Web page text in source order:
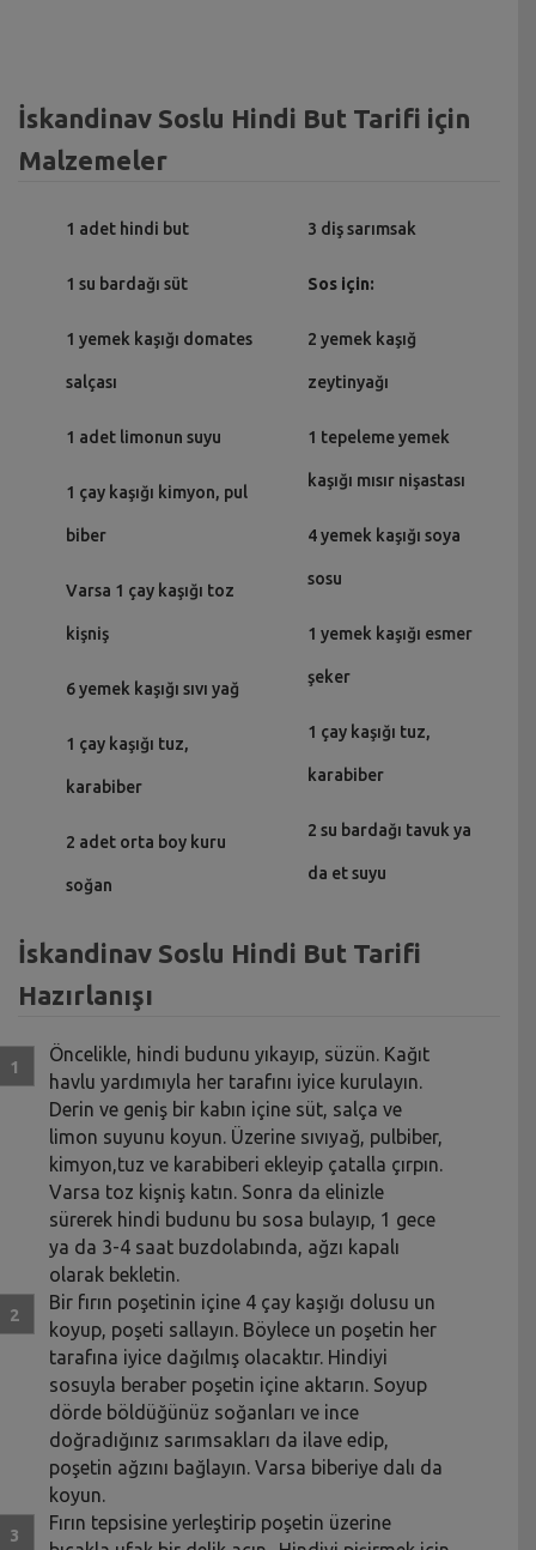
İskandinav Soslu Hindi But Tarifi için
Malzemeler
1 adet hindi but
1 su bardağı süt
1 yemek kaşığı domates
salçası
1 adet limonun suyu
1 çay kaşığı kimyon, pul
biber
Varsa 1 çay kaşığı toz
kişniş
6 yemek kaşığı sıvı yağ
1 çay kaşığı tuz,
karabiber
2 adet orta boy kuru
soğan
3 diş sarımsak
Sos için:
2 yemek kaşığ
zeytinyağı
1 tepeleme yemek
kaşığı mısır nişastası
4 yemek kaşığı soya
sosu
1 yemek kaşığı esmer
şeker
1 çay kaşığı tuz,
karabiber
2 su bardağı tavuk ya
da et suyu
İskandinav Soslu Hindi But Tarifi
Hazırlanışı
Öncelikle, hindi budunu yıkayıp, süzün. Kağıt
havlu yardımıyla her tarafını iyice kurulayın.
Derin ve geniş bir kabın içine süt, salça ve
limon suyunu koyun. Üzerine sıvıyağ, pulbiber,
kimyon,tuz ve karabiberi ekleyip çatalla çırpın.
Varsa toz kişniş katın. Sonra da elinizle
sürerek hindi budunu bu sosa bulayıp, 1 gece
ya da 3-4 saat buzdolabında, ağzı kapalı
olarak bekletin.
Bir fırın poşetinin içine 4 çay kaşığı dolusu un
koyup, poşeti sallayın. Böylece un poşetin her
tarafına iyice dağılmış olacaktır. Hindiyi
sosuyla beraber poşetin içine aktarın. Soyup
dörde böldüğünüz soğanları ve ince
doğradığınız sarımsakları da ilave edip,
poşetin ağzını bağlayın. Varsa biberiye dalı da
koyun.
Fırın tepsisine yerleştirip poşetin üzerine